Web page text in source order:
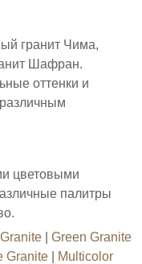
гранит Чима,
Шафран.
оттенки и
цветовыми
палитры
Green Granite
Granite
Multicolor